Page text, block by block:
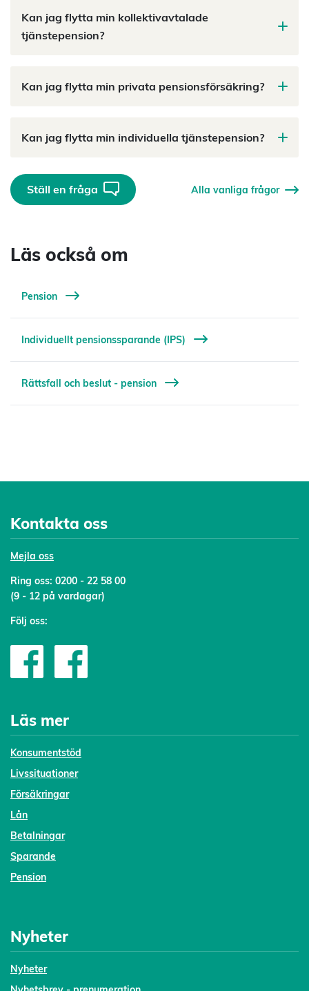
Kan jag flytta min kollektivavtalade
tjänstepension?
Kan jag flytta min privata pensionsförsäkring?
Kan jag flytta min individuella tjänstepension?
Ställ en fråga Alla vanliga frågor
Läs också om
Pension
Individuellt pensionssparande (IPS)
Rättsfall och beslut - pension
Kontakta oss
Mejla oss
Ring oss: 0200 - 22 58 00
(9 - 12 på vardagar)
Följ oss:
Läs mer
Konsumentstöd
Livssituationer
Försäkringar
Lån
Betalningar
Sparande
Pension
Nyheter
Nyheter